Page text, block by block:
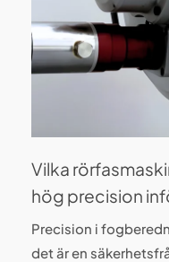
Vilka
hög precision
Precision i
det är en